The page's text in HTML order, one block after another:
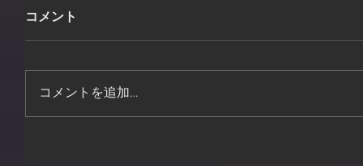
コメント
コメントを追加…